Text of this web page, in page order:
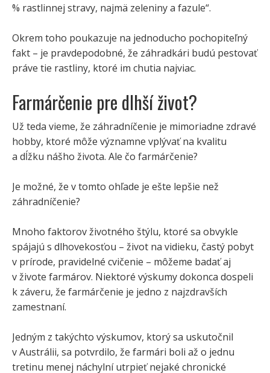
% rastlinnej stravy, najmä zeleniny a fazule“.
Okrem toho poukazuje na jednoducho pochopiteľný
fakt – je pravdepodobné, že záhradkári budú pestovať
práve tie rastliny, ktoré im chutia najviac.
Farmárčenie pre dlhší život?
Už teda vieme, že záhradníčenie je mimoriadne zdravé
hobby, ktoré môže významne vplývať na kvalitu
a dĺžku nášho života. Ale čo farmárčenie?
Je možné, že v tomto ohľade je ešte lepšie než
záhradníčenie?
Mnoho faktorov životného štýlu, ktoré sa obvykle
spájajú s dlhovekosťou – život na vidieku, častý pobyt
v prírode, pravidelné cvičenie – môžeme badať aj
v živote farmárov. Niektoré výskumy dokonca dospeli
k záveru, že farmárčenie je jedno z najzdravších
zamestnaní.
Jedným z takýchto výskumov, ktorý sa uskutočnil
v Austrálii, sa potvrdilo, že farmári boli až o jednu
tretinu menej náchylní utrpieť nejaké chronické